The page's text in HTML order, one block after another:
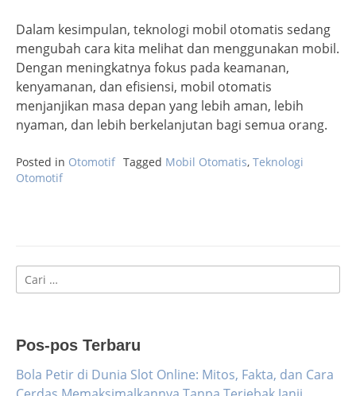
Dalam kesimpulan, teknologi mobil otomatis sedang
mengubah cara kita melihat dan menggunakan mobil.
Dengan meningkatnya fokus pada keamanan,
kenyamanan, dan efisiensi, mobil otomatis
menjanjikan masa depan yang lebih aman, lebih
nyaman, dan lebih berkelanjutan bagi semua orang.
Posted in Otomotif Tagged Mobil Otomatis, Teknologi
Otomotif
Cari
untuk:
Pos-pos Terbaru
Bola Petir di Dunia Slot Online: Mitos, Fakta, dan Cara